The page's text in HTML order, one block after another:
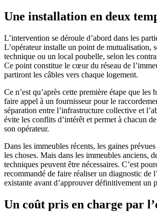
Une installation en deux
L’intervention se déroule d’abord dans les
L’opérateur installe un point de mutualisation,
technique ou un local poubelle, selon les
Ce point constitue le cœur du réseau de
partiront les câbles vers chaque logement.
Ce n’est qu’après cette première étape que les
faire appel à un fournisseur pour le
séparation entre l’infrastructure collective et
évite les conflits d’intérêt et permet à chacun
son opérateur.
Dans les immeubles récents, les gaines
les choses. Mais dans les immeubles anciens,
techniques peuvent être nécessaires. C’est
recommandé de faire réaliser un diagnostic de
existante avant d’approuver définitivement un
Un coût pris en charge par